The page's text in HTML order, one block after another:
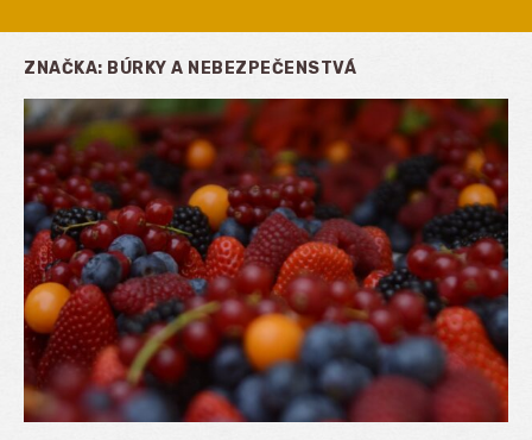
ZNAČKA: BÚRKY A NEBEZPEČENSTVÁ